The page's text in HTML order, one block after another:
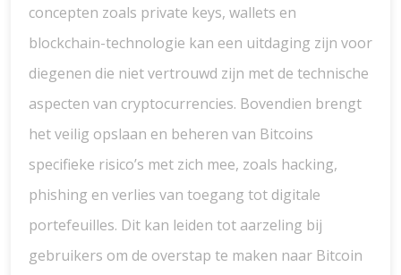
concepten zoals private keys, wallets en
blockchain-technologie kan een uitdaging zijn voor
diegenen die niet vertrouwd zijn met de technische
aspecten van cryptocurrencies. Bovendien brengt
het veilig opslaan en beheren van Bitcoins
specifieke risico’s met zich mee, zoals hacking,
phishing en verlies van toegang tot digitale
portefeuilles. Dit kan leiden tot aarzeling bij
gebruikers om de overstap te maken naar Bitcoin